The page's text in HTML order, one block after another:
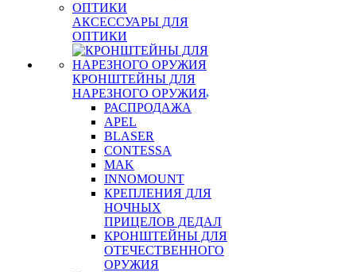
АКСЕССУАРЫ ДЛЯ
ОПТИКИ
КРОНШТЕЙНЫ ДЛЯ
НАРЕЗНОГО ОРУЖИЯ
РАСПРОДАЖА
APEL
BLASER
CONTESSA
MAK
INNOMOUNT
КРЕПЛЕНИЯ ДЛЯ
НОЧНЫХ
ПРИЦЕЛОВ ДЕДАЛ
КРОНШТЕЙНЫ ДЛЯ
ОТЕЧЕСТВЕННОГО
ОРУЖИЯ